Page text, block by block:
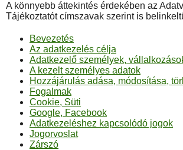
A könnyebb áttekintés érdekében az
Tájékoztatót címszavak szerint is
Bevezetés
Az adatkezelés célja
Adatkezelő személyek,
A kezelt személyes adatok
Hozzájárulás adása, módosítása,
Fogalmak
Cookie, Süti
Google, Facebook
Adatkezeléshez kapcsolódó jogok
Jogorvoslat
Zárszó